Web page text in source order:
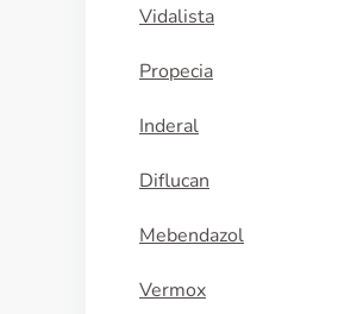
Vidalista
Propecia
Inderal
Diflucan
Mebendazol
Vermox